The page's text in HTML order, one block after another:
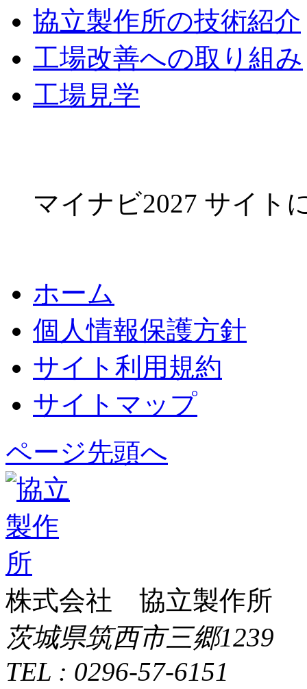
協立製作所の技術紹介
工場改善への取り組み
工場見学
マイナビ2027 サイト
ホーム
個人情報保護方針
サイト利用規約
サイトマップ
ページ先頭へ
株式会社 協立製作所
茨城県筑西市三郷1239
TEL : 0296-57-6151